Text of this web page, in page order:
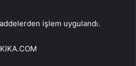
işlem uygulandı.